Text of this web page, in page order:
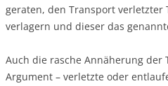
geraten, den Transport
verlagern und dieser das
Auch die rasche Annäherung der
Argument – verletzte oder